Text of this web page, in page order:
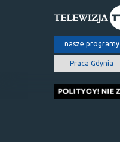
nasze programy
Praca Gdynia